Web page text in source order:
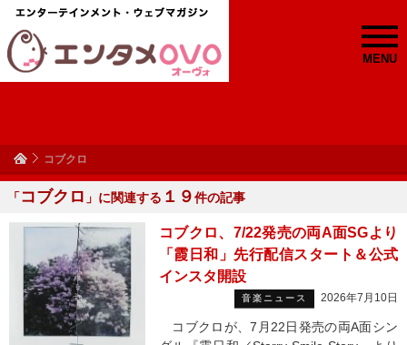
MENU
コブクロ
「コブクロ 」に関連する １９件の記事
コブクロ、7/22発売の両A面SGより
「霞日和」先行配信スタート＆公式
インスタ開設
音楽ニュース 2026年7月10日
コブクロが、7月22日発売の両A面シン